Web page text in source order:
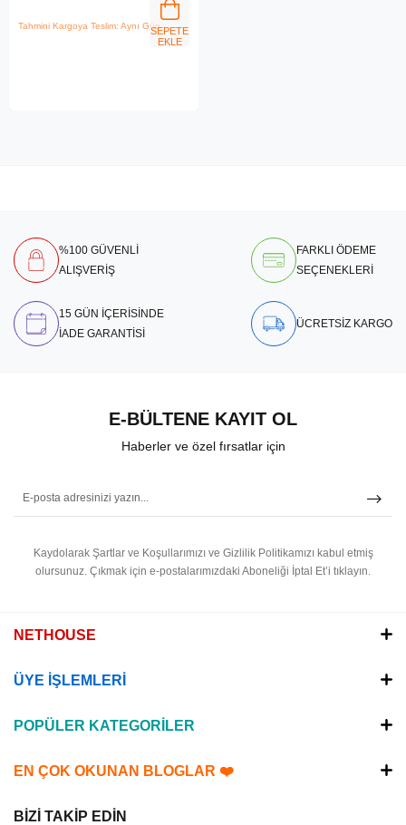
Tahmini Kargoya Teslim: Aynı GünSEPETE
EKLE
%100 GÜVENLİ
ALIŞVERİŞ
FARKLI ÖDEME
SEÇENEKLERİ
15 GÜN İÇERİSİNDE
İADE GARANTİSİ
ÜCRETSİZ KARGO
E-BÜLTENE KAYIT OL
Haberler ve özel fırsatlar için
Kaydolarak Şartlar ve Koşullarımızı ve Gizlilik Politikamızı kabul etmiş
olursunuz. Çıkmak için e-postalarımızdaki Aboneliği İptal Et’i tıklayın.
NETHOUSE
ÜYE İŞLEMLERİ
POPÜLER KATEGORİLER
EN ÇOK OKUNAN BLOGLAR ❤️
BİZİ TAKİP EDİN